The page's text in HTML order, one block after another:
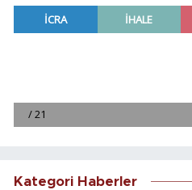
Kategori Haberler